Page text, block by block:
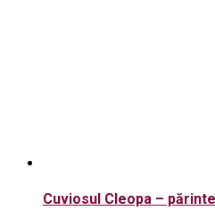
Cuviosul Cleopa –